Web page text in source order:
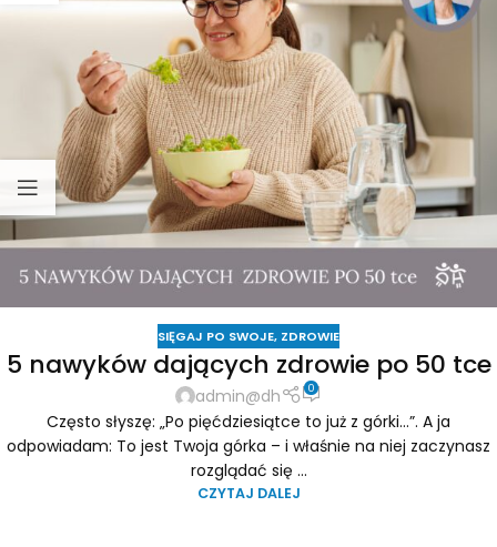
SIĘGAJ PO SWOJE, ZDROWIE
5 nawyków dających zdrowie po 50 tce
admin@dh 0
Często słyszę: „Po pięćdziesiątce to już z górki...”. A ja
odpowiadam: To jest Twoja górka – i właśnie na niej zaczynasz
rozglądać się ...
CZYTAJ DALEJ